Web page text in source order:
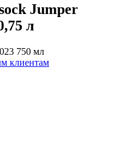
Jumper
л
750 мл
клиентам